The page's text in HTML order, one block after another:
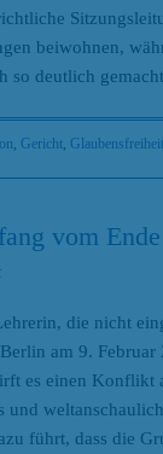
beiwohnen,
so deutlich
, Gericht, Glaubensfreiheit
vom
die nicht
am 9.
es einen Konflikt
und
führt, dass die